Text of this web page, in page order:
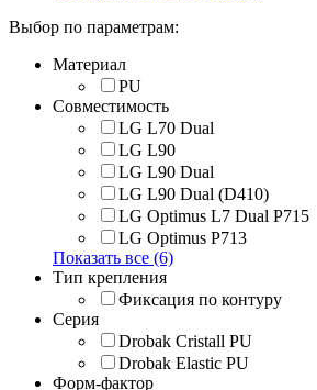
Выбор по параметрам:
Материал
PU
Совместимость
LG L70 Dual
LG L90
LG L90 Dual
LG L90 Dual (D410)
LG Optimus L7 Dual P715
LG Optimus P713
Показать все (6)
Тип крепления
Фиксация по контуру
Серия
Drobak Cristall PU
Drobak Elastic PU
Форм-фактор